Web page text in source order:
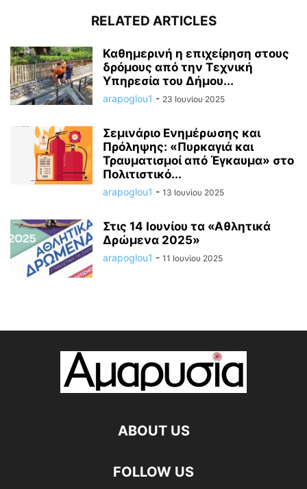
RELATED ARTICLES
Καθημερινή η επιχείρηση στους
δρόμους από την Τεχνική
Υπηρεσία του Δήμου...
arapoglou1 - 23 Ιουνίου 2025
Σεμινάριο Ενημέρωσης και
Πρόληψης: «Πυρκαγιά και
Τραυματισμοί από Έγκαυμα» στο
Πολιτιστικό...
arapoglou1 - 13 Ιουνίου 2025
Στις 14 Ιουνίου τα «Αθλητικά
Δρώμενα 2025»
arapoglou1 - 11 Ιουνίου 2025
ABOUT US
FOLLOW US